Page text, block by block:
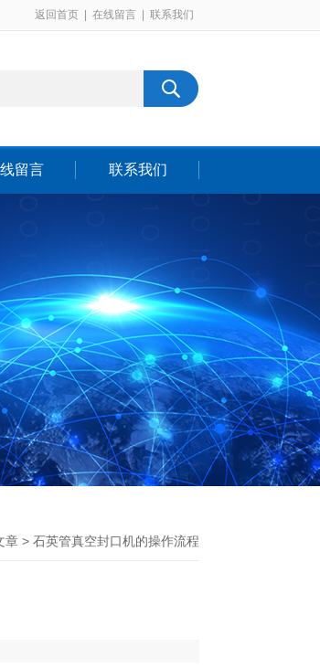
返回首页 在线留言 联系我们
留言 联系我们
章 > 石英管真空封口机的操作流程